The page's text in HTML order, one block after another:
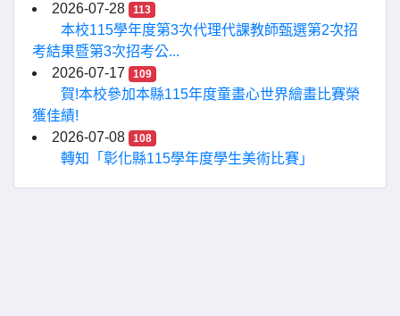
2026-07-28
113
本校115學年度第3次代理代課教師甄選第2次招
考結果暨第3次招考公...
2026-07-17
109
賀!本校參加本縣115年度童畫心世界繪畫比賽榮
獲佳績!
2026-07-08
108
轉知「彰化縣115學年度學生美術比賽」